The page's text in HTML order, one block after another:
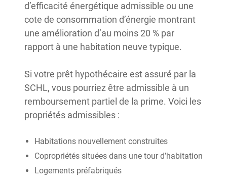
d’efficacité énergétique admissible ou une
cote de consommation d’énergie montrant
une amélioration d’au moins 20 % par
rapport à une habitation neuve typique.
Si votre prêt hypothécaire est assuré par la
SCHL, vous pourriez être admissible à un
remboursement partiel de la prime. Voici les
propriétés admissibles :
Habitations nouvellement construites
Copropriétés situées dans une tour d’habitation
Logements préfabriqués